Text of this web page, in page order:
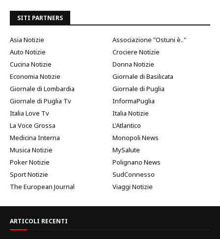
SITI PARTNERS
Asia Notizie
Associazione "Ostuni è.."
Auto Notizie
Crociere Notizie
Cucina Notizie
Donna Notizie
Economia Notizie
Giornale di Basilicata
Giornale di Lombardia
Giornale di Puglia
Giornale di Puglia Tv
InformaPuglia
Italia Love Tv
Italia Notizie
La Voce Grossa
L'Atlantico
Medicina Interna
Monopoli News
Musica Notizie
MySalute
Poker Notizie
Polignano News
Sport Notizie
SudConnesso
The European Journal
Viaggi Notizie
ARTICOLI RECENTI